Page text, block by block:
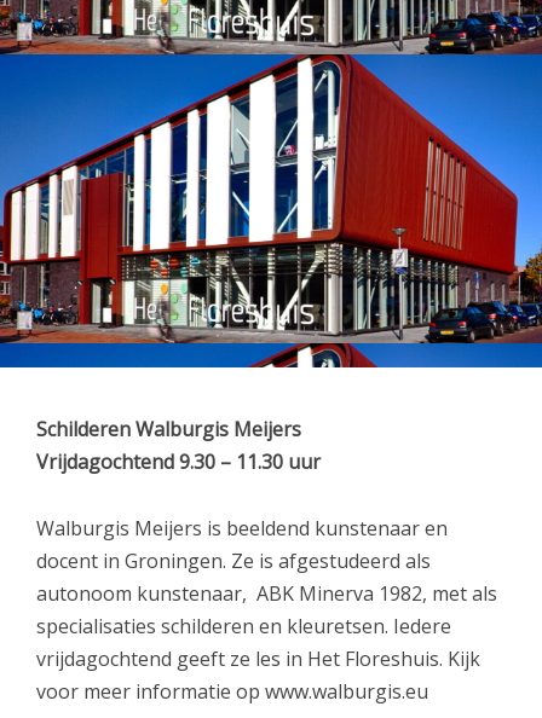
Schilderen Walburgis Meijers
Vrijdagochtend 9.30 – 11.30 uur
Walburgis Meijers is beeldend kunstenaar en
docent in Groningen. Ze is afgestudeerd als
autonoom kunstenaar, ABK Minerva 1982, met als
specialisaties schilderen en kleuretsen. Iedere
vrijdagochtend geeft ze les in Het Floreshuis. Kijk
voor meer informatie op www.walburgis.eu